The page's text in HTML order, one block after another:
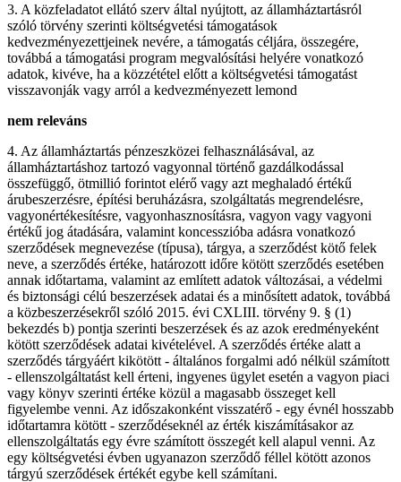
3. A közfeladatot ellátó szerv által nyújtott, az államháztartásról
szóló törvény szerinti költségvetési támogatások
kedvezményezettjeinek nevére, a támogatás céljára, összegére,
továbbá a támogatási program megvalósítási helyére vonatkozó
adatok, kivéve, ha a közzététel előtt a költségvetési támogatást
visszavonják vagy arról a kedvezményezett lemond
nem releváns
4. Az államháztartás pénzeszközei felhasználásával, az
államháztartáshoz tartozó vagyonnal történő gazdálkodással
összefüggő, ötmillió forintot elérő vagy azt meghaladó értékű
árubeszerzésre, építési beruházásra, szolgáltatás megrendelésre,
vagyonértékesítésre, vagyonhasznosításra, vagyon vagy vagyoni
értékű jog átadására, valamint koncesszióba adásra vonatkozó
szerződések megnevezése (típusa), tárgya, a szerződést kötő felek
neve, a szerződés értéke, határozott időre kötött szerződés esetében
annak időtartama, valamint az említett adatok változásai, a védelmi
és biztonsági célú beszerzések adatai és a minősített adatok, továbbá
a közbeszerzésekről szóló 2015. évi CXLIII. törvény 9. § (1)
bekezdés b) pontja szerinti beszerzések és az azok eredményeként
kötött szerződések adatai kivételével. A szerződés értéke alatt a
szerződés tárgyáért kikötött - általános forgalmi adó nélkül számított
- ellenszolgáltatást kell érteni, ingyenes ügylet esetén a vagyon piaci
vagy könyv szerinti értéke közül a magasabb összeget kell
figyelembe venni. Az időszakonként visszatérő - egy évnél hosszabb
időtartamra kötött - szerződéseknél az érték kiszámításakor az
ellenszolgáltatás egy évre számított összegét kell alapul venni. Az
egy költségvetési évben ugyanazon szerződő féllel kötött azonos
tárgyú szerződések értékét egybe kell számítani.